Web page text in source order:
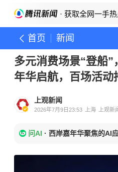
· 获取全网一手
首页 新闻
多元消费场景“登船”
年华启航，百场活动
上观新闻
2026年7月9日23:53 上海 上观新
问AI · 西岸嘉年华聚焦的AI